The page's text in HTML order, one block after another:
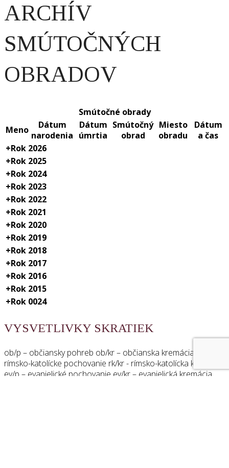
ARCHÍV
SMÚTOČNÝCH
OBRADOV
Smútočné obrady
Meno
Dátum
narodenia
Dátum
úmrtia
Smútočný
obrad
Miesto
obradu
Dátum
a čas
+Rok 2026
+Rok 2025
+Rok 2024
+Rok 2023
+Rok 2022
+Rok 2021
+Rok 2020
+Rok 2019
+Rok 2018
+Rok 2017
+Rok 2016
+Rok 2015
+Rok 0024
VYSVETLIVKY SKRATIEK
ob/p – občiansky pohreb ob/kr – občianska kremácia rk/p –
rímsko-katolícke pochovanie rk/kr - rímsko-katolícka kremácia
ev/p – evanjelické pochovanie ev/kr – evanjelická kremácia